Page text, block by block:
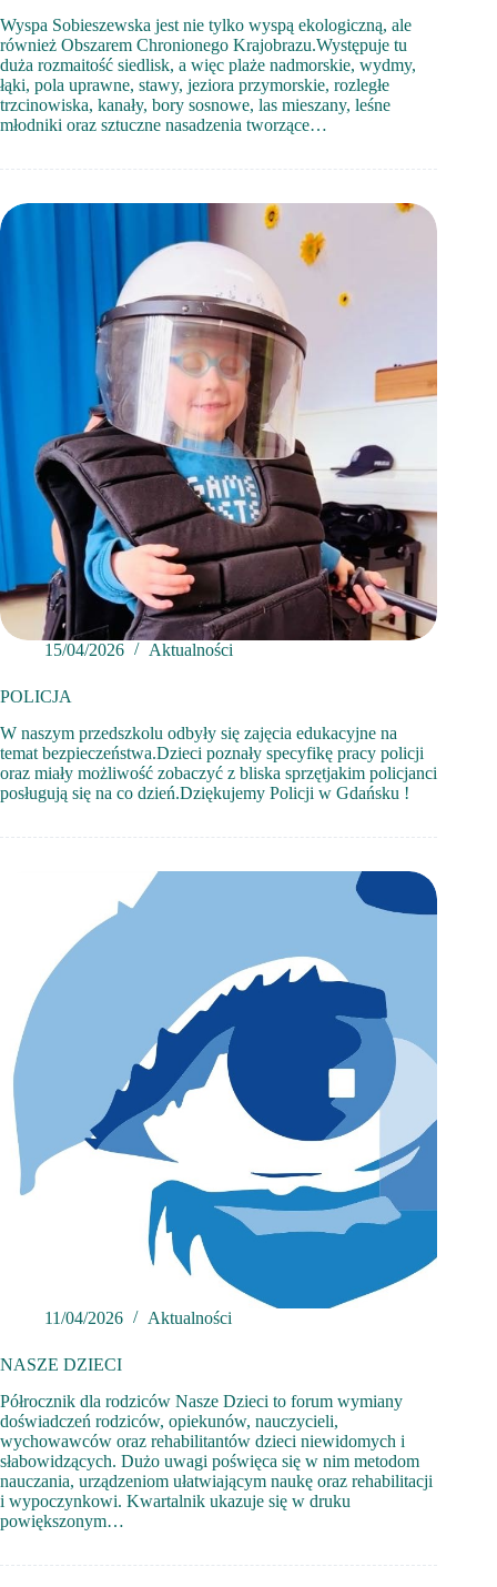
Wyspa Sobieszewska jest nie tylko wyspą ekologiczną, ale
również Obszarem Chronionego Krajobrazu.Występuje tu
duża rozmaitość siedlisk, a więc plaże nadmorskie, wydmy,
łąki, pola uprawne, stawy, jeziora przymorskie, rozległe
trzcinowiska, kanały, bory sosnowe, las mieszany, leśne
młodniki oraz sztuczne nasadzenia tworzące…
15/04/2026 Aktualności
POLICJA
W naszym przedszkolu odbyły się zajęcia edukacyjne na
temat bezpieczeństwa.Dzieci poznały specyfikę pracy policji
oraz miały możliwość zobaczyć z bliska sprzętjakim policjanci
posługują się na co dzień.Dziękujemy Policji w Gdańsku !
11/04/2026 Aktualności
NASZE DZIECI
Półrocznik dla rodziców Nasze Dzieci to forum wymiany
doświadczeń rodziców, opiekunów, nauczycieli,
wychowawców oraz rehabilitantów dzieci niewidomych i
słabowidzących. Dużo uwagi poświęca się w nim metodom
nauczania, urządzeniom ułatwiającym naukę oraz rehabilitacji
i wypoczynkowi. Kwartalnik ukazuje się w druku
powiększonym…